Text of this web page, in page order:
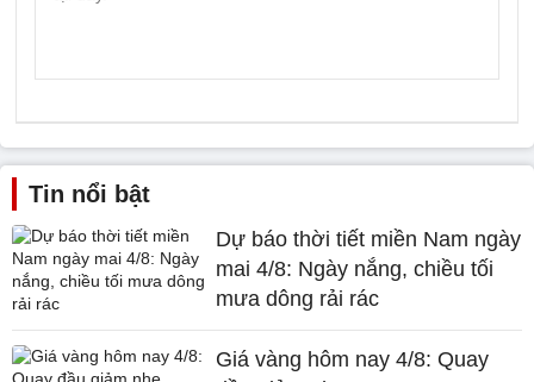
Tin nổi bật
Dự báo thời tiết miền Nam ngày
mai 4/8: Ngày nắng, chiều tối
mưa dông rải rác
Giá vàng hôm nay 4/8: Quay